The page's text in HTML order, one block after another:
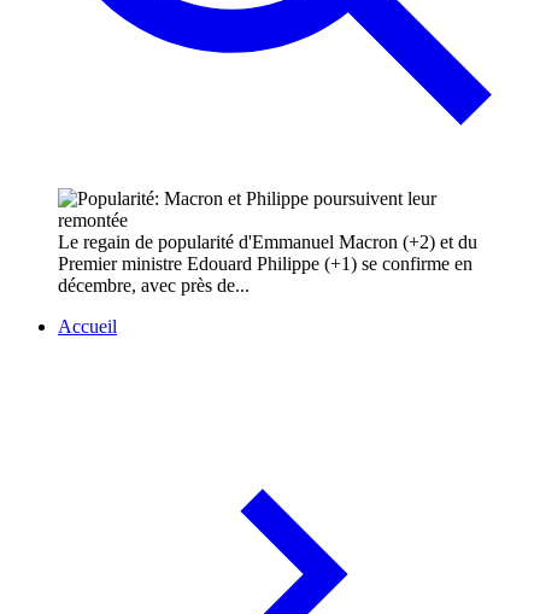
Le regain de popularité d'Emmanuel Macron (+2) et du
Premier ministre Edouard Philippe (+1) se confirme en
décembre, avec près de...
Accueil